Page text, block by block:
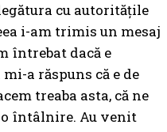
cu autoritățile
i-am trimis un mesaj
întrebat dacă e
a răspuns că e de
treaba asta, că ne
întâlnire. Au venit